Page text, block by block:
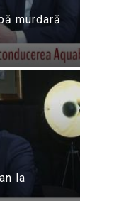
murdară
la